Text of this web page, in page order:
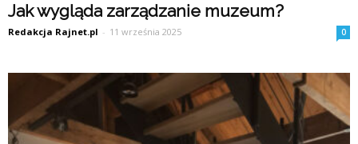
Jak wygląda zarządzanie muzeum?
Redakcja Rajnet.pl - 11 września 2025 0